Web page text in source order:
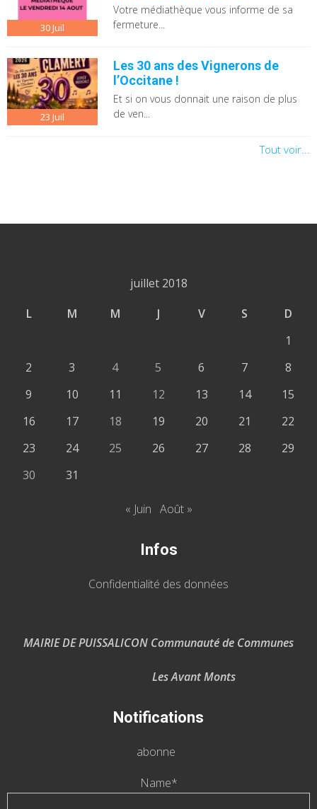
30Juil
Votre médiathèque vous informe de sa
fermeture...
23 Juil
Les 30 ans des Vignerons de
l’Occitane !
Et si on vous donnait une raison de plus
de ven...
Tout voir...
juillet 2018
L
M M J V S
D
1
2
3 4 5 6 7
8
9
10 11 12 13 14
15
16
17 18 19 20 21
22
23
24 25 26 27 28
29
30
31
« Juin Août »
Infos
Confidentialité des données
MAIRIE DE PUISSALICON Communauté de Communes
Les Avant Monts
Notifications
abonne
Name*